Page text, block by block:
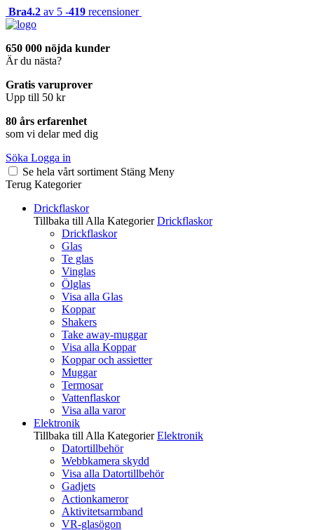
Bra4.2 av 5 -419 recensioner
650 000 nöjda kunder
Är du nästa?
Gratis varuprover
Upp till 50 kr
80 års erfarenhet
som vi delar med dig
Söka Logga in
Se hela vårt sortiment Stäng Meny
Terug Kategorier
Drickflaskor
Tillbaka till Alla Kategorier Drickflaskor
Drickflaskor
Glas
Te glas
Vinglas
Ölglas
Visa alla Glas
Koppar
Shakers
Take away-muggar
Visa alla Koppar
Koppar och assietter
Muggar
Termosar
Vattenflaskor
Visa alla varor
Elektronik
Tillbaka till Alla Kategorier Elektronik
Datortillbehör
Webbkamera skydd
Visa alla Datortillbehör
Gadjets
Actionkameror
Aktivitetsarmband
VR-glasögon